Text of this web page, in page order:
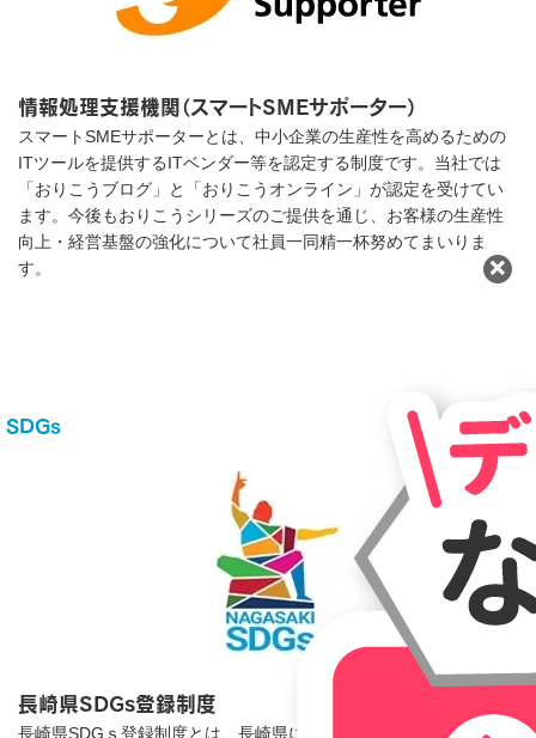
情報処理⽀援機関（スマートSMEサポーター）
スマートSMEサポーターとは、中小企業の生産性を高めるための
ITツールを提供するITベンダー等を認定する制度です。当社では
「おりこうブログ」と「おりこうオンライン」が認定を受けてい
ます。今後もおりこうシリーズのご提供を通じ、お客様の生産性
向上・経営基盤の強化について社員一同精一杯努めてまいりま
す。
SDGs
⻑崎県SDGｓ登録制度
長崎県SDGｓ登録制度とは、長崎県により創設されたSDGsの普及